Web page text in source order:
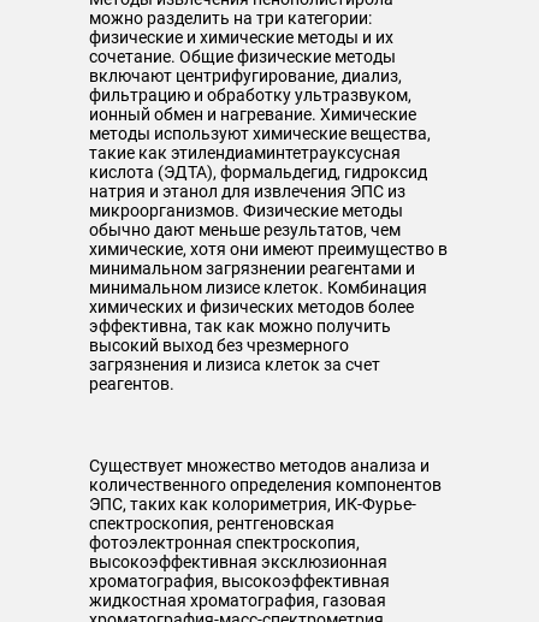
можно разделить на три категории:
физические и химические методы и их
сочетание. Общие физические методы
включают центрифугирование, диализ,
фильтрацию и обработку ультразвуком,
ионный обмен и нагревание. Химические
методы используют химические вещества,
такие как этилендиаминтетрауксусная
кислота (ЭДТА), формальдегид, гидроксид
натрия и этанол для извлечения ЭПС из
микроорганизмов. Физические методы
обычно дают меньше результатов, чем
химические, хотя они имеют преимущество в
минимальном загрязнении реагентами и
минимальном лизисе клеток. Комбинация
химических и физических методов более
эффективна, так как можно получить
высокий выход без чрезмерного
загрязнения и лизиса клеток за счет
реагентов.
Существует множество методов анализа и
количественного определения компонентов
ЭПС, таких как колориметрия, ИК-Фурье-
спектроскопия, рентгеновская
фотоэлектронная спектроскопия,
высокоэффективная эксклюзионная
хроматография, высокоэффективная
жидкостная хроматография, газовая